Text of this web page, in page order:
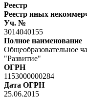
Реестр
Реестр иных
Уч. №
3014040155
Полное наименование
Общеобразовательное
"Развитие"
ОГРН
1153000000284
Дата ОГРН
25.06.2015